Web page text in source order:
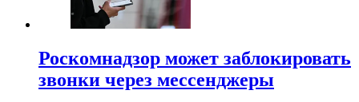
Роскомнадзор может заблокировать
звонки через мессенджеры